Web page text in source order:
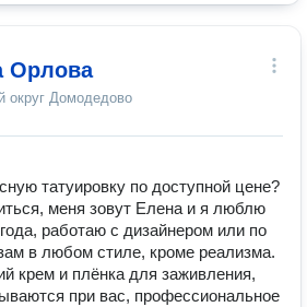
Орлова
округ Домодедово
татуировку по доступной цене?
меня зовут Елена и я люблю
работаю с дизайнером или по
в любом стиле, кроме реализма.
крем и плёнка для заживления,
при вас, профессиональное